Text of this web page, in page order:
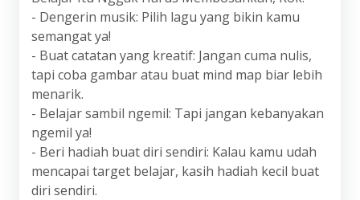
- Dengerin musik: Pilih lagu yang bikin kamu
semangat ya!
- Buat catatan yang kreatif: Jangan cuma nulis,
tapi coba gambar atau buat mind map biar lebih
menarik.
- Belajar sambil ngemil: Tapi jangan kebanyakan
ngemil ya!
- Beri hadiah buat diri sendiri: Kalau kamu udah
mencapai target belajar, kasih hadiah kecil buat
diri sendiri.